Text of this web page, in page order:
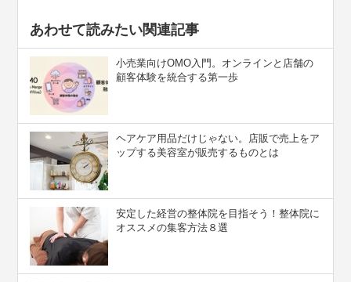
あわせて読みたい関連記事
小売業向けOMO入門。オンラインと店舗の
顧客体験を統合する第一歩
ヘアケア用品だけじゃない。店販で売上をア
ップする美容室が販売するものとは
安定した経営の整体院を目指そう！整体院に
オススメの集客方法８選